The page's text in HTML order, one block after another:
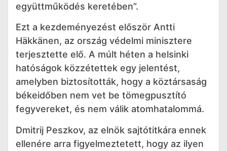
együttműködés keretében”.
Ezt a kezdeményezést először Antti
Häkkänen, az ország védelmi minisztere
terjesztette elő. A múlt héten a helsinki
hatóságok közzétettek egy jelentést,
amelyben biztosították, hogy a köztársaság
békeidőben nem vet be tömegpusztító
fegyvereket, és nem válik atomhatalommá.
Dmitrij Peszkov, az elnök sajtótitkára ennek
ellenére arra figyelmeztetett, hogy az ilyen